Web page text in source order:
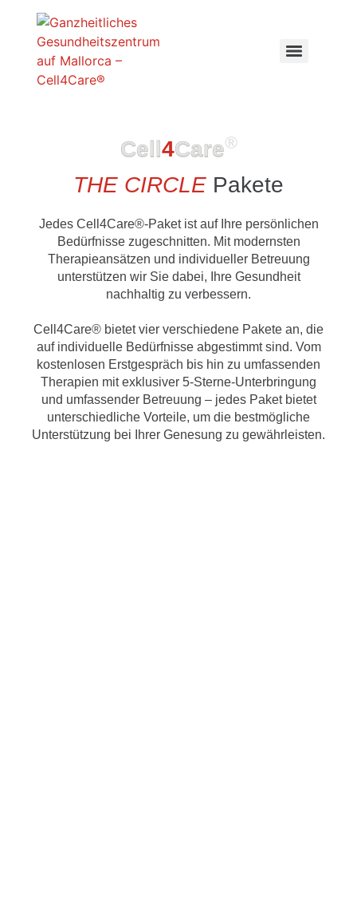
Cell4Care®
THE CIRCLE Pakete
Jedes Cell4Care®-Paket ist auf Ihre persönlichen
Bedürfnisse zugeschnitten. Mit modernsten
Therapieansätzen und individueller Betreuung
unterstützen wir Sie dabei, Ihre Gesundheit
nachhaltig zu verbessern.
Cell4Care® bietet vier verschiedene Pakete an, die
auf individuelle Bedürfnisse abgestimmt sind. Vom
kostenlosen Erstgespräch bis hin zu umfassenden
Therapien mit exklusiver 5-Sterne-Unterbringung
und umfassender Betreuung – jedes Paket bietet
unterschiedliche Vorteile, um die bestmögliche
Unterstützung bei Ihrer Genesung zu gewährleisten.